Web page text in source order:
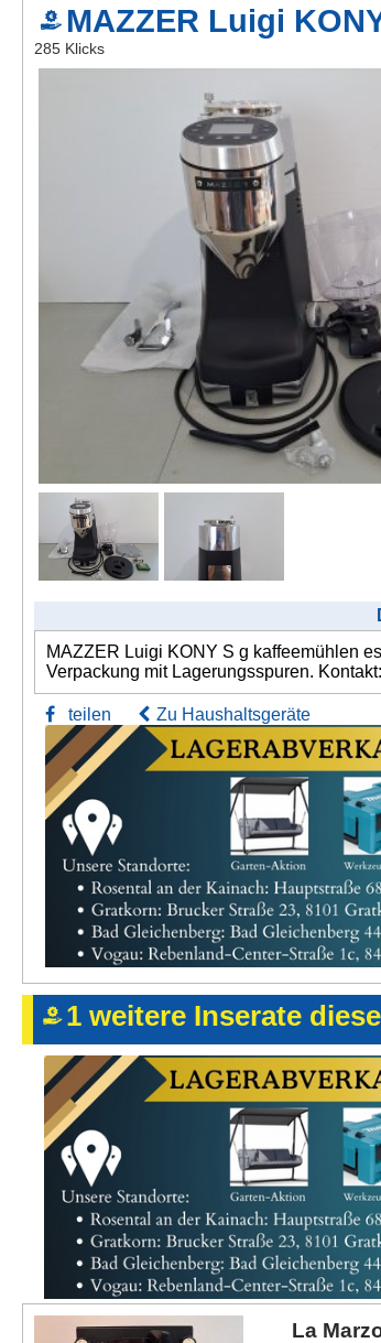
Kontakt
AGB, Nutzungsbedingungen
MAZZER Luigi
285 Klicks
MAZZER Luigi KONY S g kaffeemühlen
Verpackung mit Lagerungsspuren.
teilen Zu Haushaltsgeräte
1 weitere Inserate
La